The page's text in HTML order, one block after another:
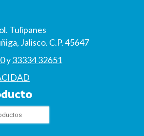
Tulipanes
Jalisco. C.P. 45647
y33334 32651